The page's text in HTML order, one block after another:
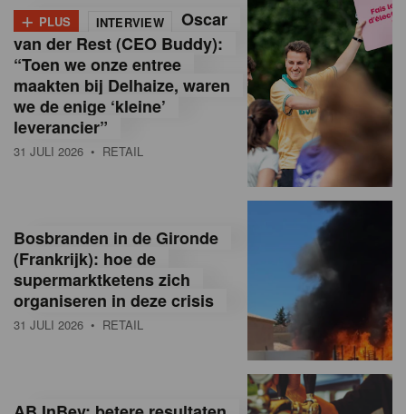
a
M
a
g
a
n
e
+ PLUS INTERVIEW
Oscar
van der Rest (CEO Buddy):
“Toen we onze entree
maakten bij Delhaize, waren
we de enige ‘kleine’
leverancier”
31 JULI 2026 • RETAIL
Bosbranden in de Gironde
(Frankrijk): hoe de
supermarktketens zich
organiseren in deze crisis
31 JULI 2026 • RETAIL